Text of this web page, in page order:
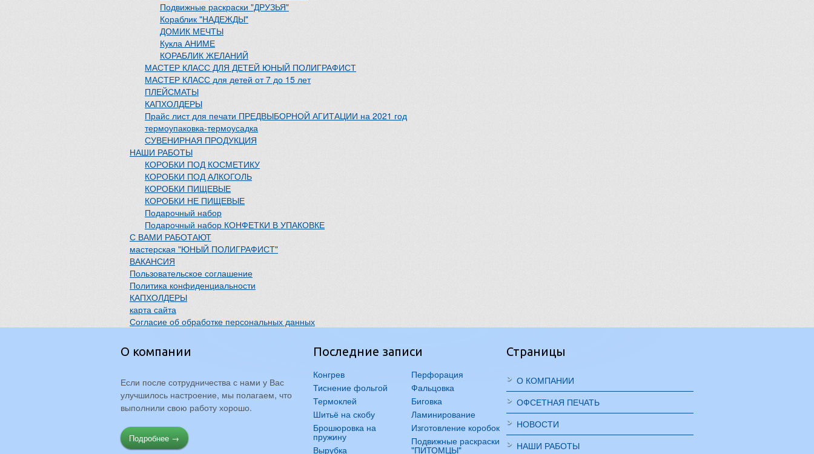
Подвижные раскраски "ДРУЗЬЯ"
Кораблик "НАДЕЖДЫ"
ДОМИК МЕЧТЫ
Кукла АНИМЕ
КОРАБЛИК ЖЕЛАНИЙ
МАСТЕР КЛАСС ДЛЯ ДЕТЕЙ ЮНЫЙ ПОЛИГРАФИСТ
МАСТЕР КЛАСС для детей от 7 до 15 лет
ПЛЕЙСМАТЫ
КАПХОЛДЕРЫ
Прайс лист для печати ПРЕДВЫБОРНОЙ АГИТАЦИИ на 2021 год
термоупаковка-термоусадка
СУВЕНИРНАЯ ПРОДУКЦИЯ
НАШИ РАБОТЫ
КОРОБКИ ПОД КОСМЕТИКУ
КОРОБКИ ПОД АЛКОГОЛЬ
КОРОБКИ ПИЩЕВЫЕ
КОРОБКИ НЕ ПИЩЕВЫЕ
Подарочный набор
Подарочный набор КОНФЕТКИ В УПАКОВКЕ
С ВАМИ РАБОТАЮТ
мастерская "ЮНЫЙ ПОЛИГРАФИСТ"
ВАКАНСИЯ
Пользовательское соглашение
Политика конфиденциальности
КАПХОЛДЕРЫ
карта сайта
Согласие об обработке персональных данных
О компании
Если после сотрудничества с нами у Вас
улучшилось настроение, мы полагаем, что
выполнили свою работу хорошо.
Подробнее →
Последние записи
Конгрев
Тиснение фольгой
Термоклей
Шитьё на скобу
Брошюровка на
пружину
Вырубка
Перфорация
Фальцовка
Биговка
Ламинирование
Изготовление коробок
Подвижные раскраски
"ПИТОМЦЫ"
Страницы
О КОМПАНИИ
ОФСЕТНАЯ ПЕЧАТЬ
НОВОСТИ
НАШИ РАБОТЫ